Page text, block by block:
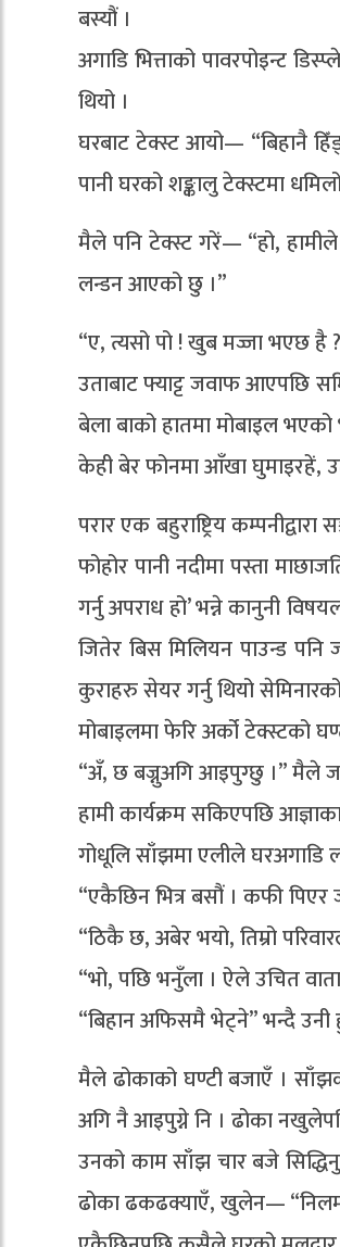
बस्यौं ।
अगाडि भित्ताको पावरपोइन्ट
थियो ।
घरबाट टेक्स्ट आयो— “बिहानै
पानी घरको शङ्कालु टेक्स्टमा
मैले पनि टेक्स्ट गरें— “हो, हामीले
लन्डन आएको छु ।”
“ए, त्यसो पो ! खुब मज्जा भएछ है
उताबाट फ्याट्ट जवाफ आएपछि
बेला बाको हातमा मोबाइल
केही बेर फोनमा आँखा घुमाइरहें,
परार एक बहुराष्ट्रिय
फोहोर पानी नदीमा पस्ता
गर्नु अपराध हो’ भन्ने कानुनी
जितेर बिस मिलियन पाउन्ड पनि
कुराहरु सेयर गर्नु थियो
मोबाइलमा फेरि अर्को टेक्स्टको
“अँ, छ बज्नुअगि आइपुग्छु ।” मैले
हामी कार्यक्रम सकिएपछि
गोधूलि साँझमा एलीले घरअगाडि
“एकैछिन भित्र बसौं । कफी
“ठिकै छ, अबेर भयो, तिम्रो
“भो, पछि भनुँला । ऐले उचित
“बिहान अफिसमै भेट्ने” भन्दै उनी
मैले ढोकाको घण्टी बजाएँ ।
अगि नै आइपुग्ने नि । ढोका
उनको काम साँझ चार बजे
ढोका ढकढक्याएँ, खुलेन—